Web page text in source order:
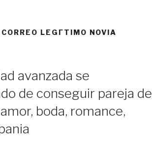
LEGГ­TIMO NOVIA
avanzada se
de conseguir pareja de
boda, romance,